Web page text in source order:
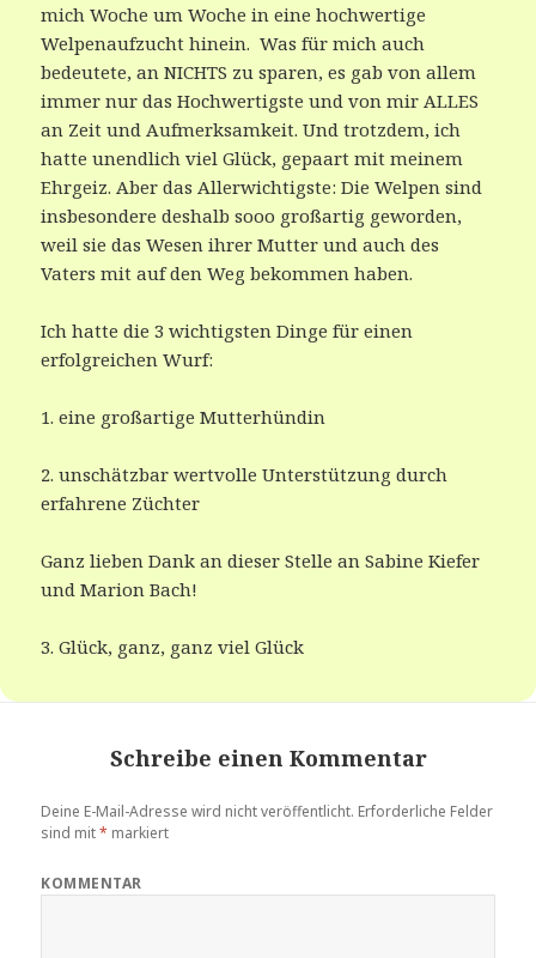
mich Woche um Woche in eine hochwertige
Welpenaufzucht hinein. Was für mich auch
bedeutete, an NICHTS zu sparen, es gab von allem
immer nur das Hochwertigste und von mir ALLES
an Zeit und Aufmerksamkeit. Und trotzdem, ich
hatte unendlich viel Glück, gepaart mit meinem
Ehrgeiz. Aber das Allerwichtigste: Die Welpen sind
insbesondere deshalb sooo großartig geworden,
weil sie das Wesen ihrer Mutter und auch des
Vaters mit auf den Weg bekommen haben.
Ich hatte die 3 wichtigsten Dinge für einen
erfolgreichen Wurf:
1. eine großartige Mutterhündin
2. unschätzbar wertvolle Unterstützung durch
erfahrene Züchter
Ganz lieben Dank an dieser Stelle an Sabine Kiefer
und Marion Bach!
3. Glück, ganz, ganz viel Glück
Schreibe einen Kommentar
Deine E-Mail-Adresse wird nicht veröffentlicht. Erforderliche Felder
sind mit* markiert
KOMMENTAR